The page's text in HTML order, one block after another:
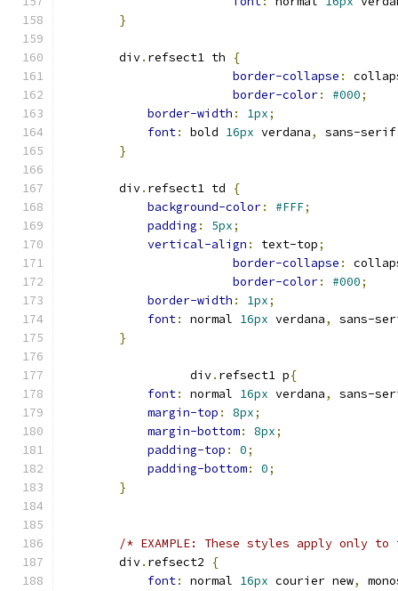
}
        div
. refsect1 th
{
border-collapse :
border-color: #000;
border-width : 1px;
font: bold 16px verdana, sans-serif
}
        div
. refsect1 td
{
background-color: #FFF;
padding : 5px;
vertical-align : text-top;
border-collapse :
border-color: #000;
border-width : 1px;
font: normal 16px verdana,
sans-
}
                  div
. refsect1 p{
font: normal 16px verdana,
sans-
margin-top : 8px;
margin-bottom: 8px;
padding-top : 0;
padding-bottom: 0;
}
/* EXAMPLE: These styles apply only
        div
. refsect2
{
font: normal 16px courier new,